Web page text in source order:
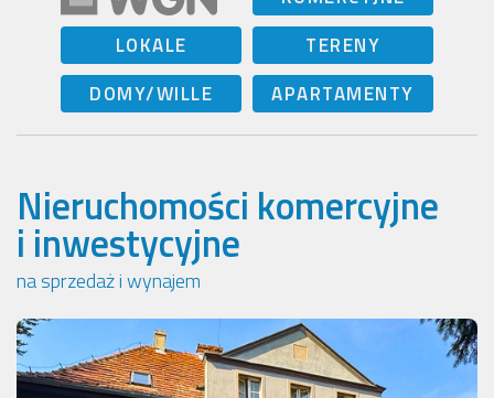
LOKALE
TERENY
DOMY/WILLE
APARTAMENTY
Nieruchomości komercyjne
i inwestycyjne
na sprzedaż i wynajem